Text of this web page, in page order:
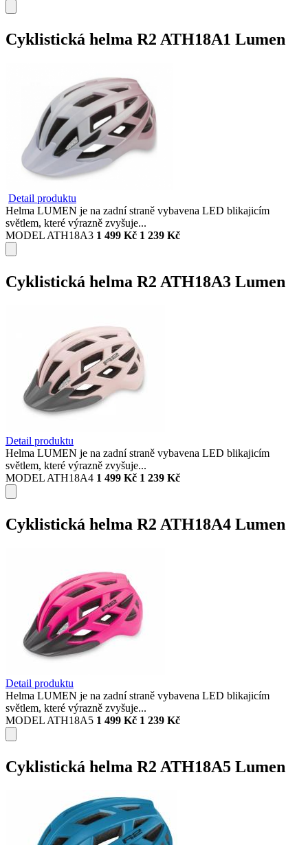
Cyklistická helma R2 ATH18A1 Lumen
Detail produktu
Helma LUMEN je na zadní straně vybavena LED blikajicím
světlem, které výrazně zvyšuje...
MODEL ATH18A3 1 499 Kč 1 239 Kč
Cyklistická helma R2 ATH18A3 Lumen
Detail produktu
Helma LUMEN je na zadní straně vybavena LED blikajicím
světlem, které výrazně zvyšuje...
MODEL ATH18A4 1 499 Kč 1 239 Kč
Cyklistická helma R2 ATH18A4 Lumen
Detail produktu
Helma LUMEN je na zadní straně vybavena LED blikajicím
světlem, které výrazně zvyšuje...
MODEL ATH18A5 1 499 Kč 1 239 Kč
Cyklistická helma R2 ATH18A5 Lumen